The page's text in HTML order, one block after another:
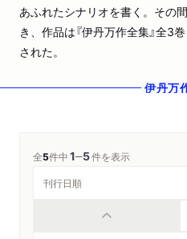
あふれたシナリオを書く。その
き、作品は『伊丹万作全集』全3
された。
伊丹万
全5件中1─5件を表示